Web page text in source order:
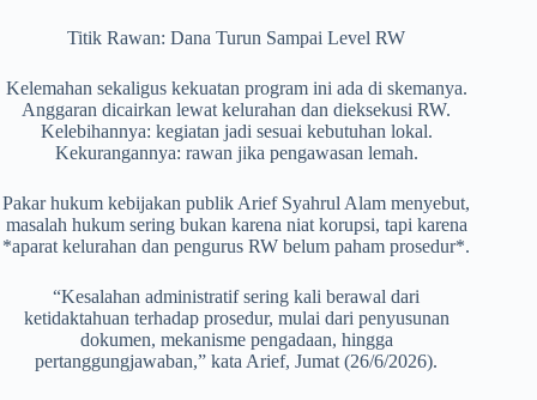
Titik Rawan: Dana Turun Sampai Level RW
Kelemahan sekaligus kekuatan program ini ada di skemanya.
Anggaran dicairkan lewat kelurahan dan dieksekusi RW.
Kelebihannya: kegiatan jadi sesuai kebutuhan lokal.
Kekurangannya: rawan jika pengawasan lemah.
Pakar hukum kebijakan publik Arief Syahrul Alam menyebut,
masalah hukum sering bukan karena niat korupsi, tapi karena
*aparat kelurahan dan pengurus RW belum paham prosedur*.
“Kesalahan administratif sering kali berawal dari
ketidaktahuan terhadap prosedur, mulai dari penyusunan
dokumen, mekanisme pengadaan, hingga
pertanggungjawaban,” kata Arief, Jumat (26/6/2026).